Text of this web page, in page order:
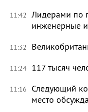
11:42 Лидерами по
инженерные
11:32
11:24 117 тысяч
11:16
Следующий
место